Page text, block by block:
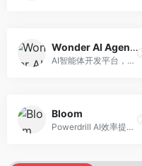
Wonder AI Agents
AI智能体开发平台，专注于低代码智能体创建。面向开发者，提供可视化开发、模板库、部署服务等功能，开发门槛低。
Bloom
Powerdrill AI效率提升平台，专注于企业智能化。面向企业用户，提供智能体创建、流程自动化、数据分析等服务，企业效率提升显著。